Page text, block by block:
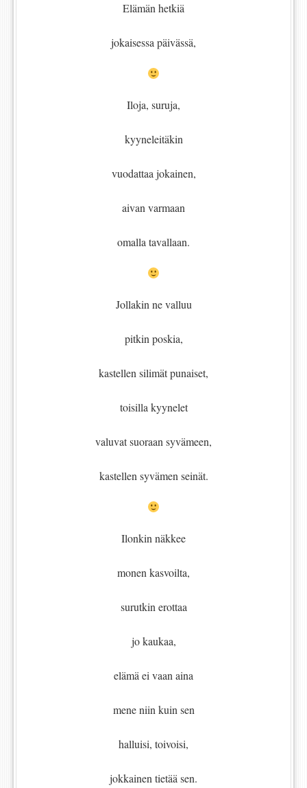
Elämän hetkiä
jokaisessa päivässä,
Iloja, suruja,
kyyneleitäkin
vuodattaa jokainen,
aivan varmaan
omalla tavallaan.
Jollakin ne valluu
pitkin poskia,
kastellen silimät punaiset,
toisilla kyynelet
valuvat suoraan syvämeen,
kastellen syvämen seinät.
Ilonkin näkkee
monen kasvoilta,
surutkin erottaa
jo kaukaa,
elämä ei vaan aina
mene niin kuin sen
halluisi, toivoisi,
jokkainen tietää sen.